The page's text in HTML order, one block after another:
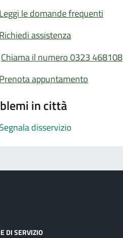
Leggi le domande frequenti
Richiedi assistenza
Chiama il numero 0323 468108
Prenota appuntamento
in città
Segnala disservizio
DI SERVIZIO